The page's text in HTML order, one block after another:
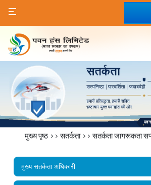
मुख्य पृष्ठ >>सतर्कता>>सतर्कता जागरूकता
मुख्य सतर्कता अधिकारी